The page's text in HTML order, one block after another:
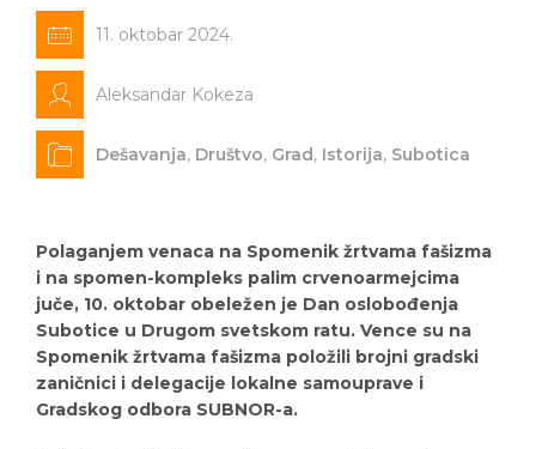
11. oktobar 2024.
Aleksandar Kokeza
Dešavanja, Društvo, Grad, Istorija, Subotica
Polaganjem venaca na Spomenik žrtvama fašizma
i na spomen-kompleks palim crvenoarmejcima
juče, 10. oktobar obeležen je Dan oslobođenja
Subotice u Drugom svetskom ratu. Vence su na
Spomenik žrtvama fašizma položili brojni gradski
zaničnici i delegacije lokalne samouprave i
Gradskog odbora SUBNOR-a.